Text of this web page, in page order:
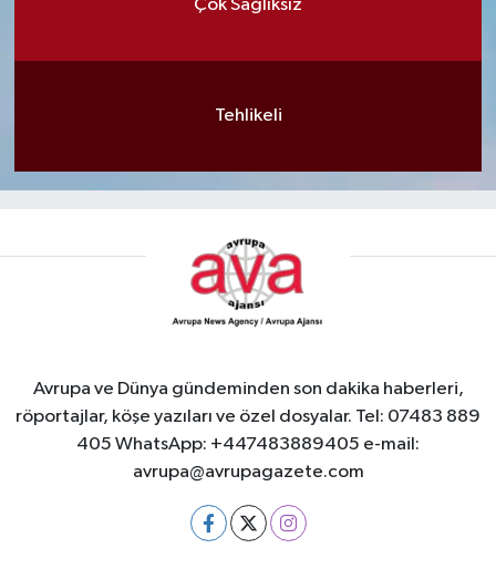
Çok Sağlıksız
Tehlikeli
Avrupa ve Dünya gündeminden son dakika haberleri,
röportajlar, köşe yazıları ve özel dosyalar. Tel: 07483 889
405 WhatsApp: +447483889405 e-mail:
avrupa@avrupagazete.com